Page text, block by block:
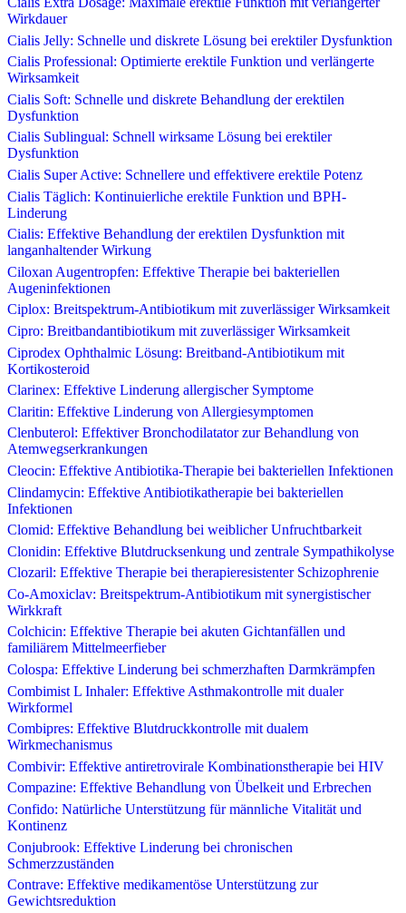
Wirkdauer
Cialis Jelly: Schnelle und diskrete Lösung bei erektiler Dysfunktion
Cialis Professional: Optimierte erektile Funktion und verlängerte
Wirksamkeit
Cialis Soft: Schnelle und diskrete Behandlung der erektilen
Dysfunktion
Cialis Sublingual: Schnell wirksame Lösung bei erektiler
Dysfunktion
Cialis Super Active: Schnellere und effektivere erektile Potenz
Cialis Täglich: Kontinuierliche erektile Funktion und BPH-
Linderung
Cialis: Effektive Behandlung der erektilen Dysfunktion mit
langanhaltender Wirkung
Ciloxan Augentropfen: Effektive Therapie bei bakteriellen
Augeninfektionen
Ciplox: Breitspektrum-Antibiotikum mit zuverlässiger Wirksamkeit
Cipro: Breitbandantibiotikum mit zuverlässiger Wirksamkeit
Ciprodex Ophthalmic Lösung: Breitband-Antibiotikum mit
Kortikosteroid
Clarinex: Effektive Linderung allergischer Symptome
Claritin: Effektive Linderung von Allergiesymptomen
Clenbuterol: Effektiver Bronchodilatator zur Behandlung von
Atemwegserkrankungen
Cleocin: Effektive Antibiotika-Therapie bei bakteriellen Infektionen
Clindamycin: Effektive Antibiotikatherapie bei bakteriellen
Infektionen
Clomid: Effektive Behandlung bei weiblicher Unfruchtbarkeit
Clonidin: Effektive Blutdrucksenkung und zentrale Sympathikolyse
Clozaril: Effektive Therapie bei therapieresistenter Schizophrenie
Co-Amoxiclav: Breitspektrum-Antibiotikum mit synergistischer
Wirkkraft
Colchicin: Effektive Therapie bei akuten Gichtanfällen und
familiärem Mittelmeerfieber
Colospa: Effektive Linderung bei schmerzhaften Darmkrämpfen
Combimist L Inhaler: Effektive Asthmakontrolle mit dualer
Wirkformel
Combipres: Effektive Blutdruckkontrolle mit dualem
Wirkmechanismus
Combivir: Effektive antiretrovirale Kombinationstherapie bei HIV
Compazine: Effektive Behandlung von Übelkeit und Erbrechen
Confido: Natürliche Unterstützung für männliche Vitalität und
Kontinenz
Conjubrook: Effektive Linderung bei chronischen
Schmerzzuständen
Contrave: Effektive medikamentöse Unterstützung zur
Gewichtsreduktion